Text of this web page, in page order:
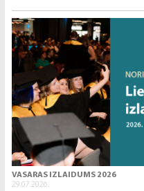
VASARAS IZLAIDUMS 2026
29.07.2026.